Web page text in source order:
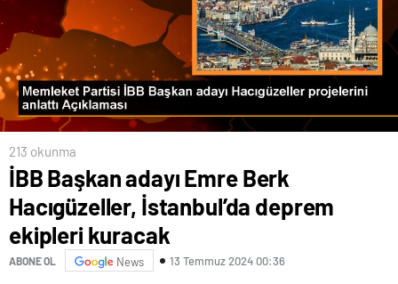
213 okunma
İBB Başkan adayı Emre Berk
Hacıgüzeller, İstanbul’da deprem
ekipleri kuracak
ABONE OL News 13 Temmuz 2024 00:36